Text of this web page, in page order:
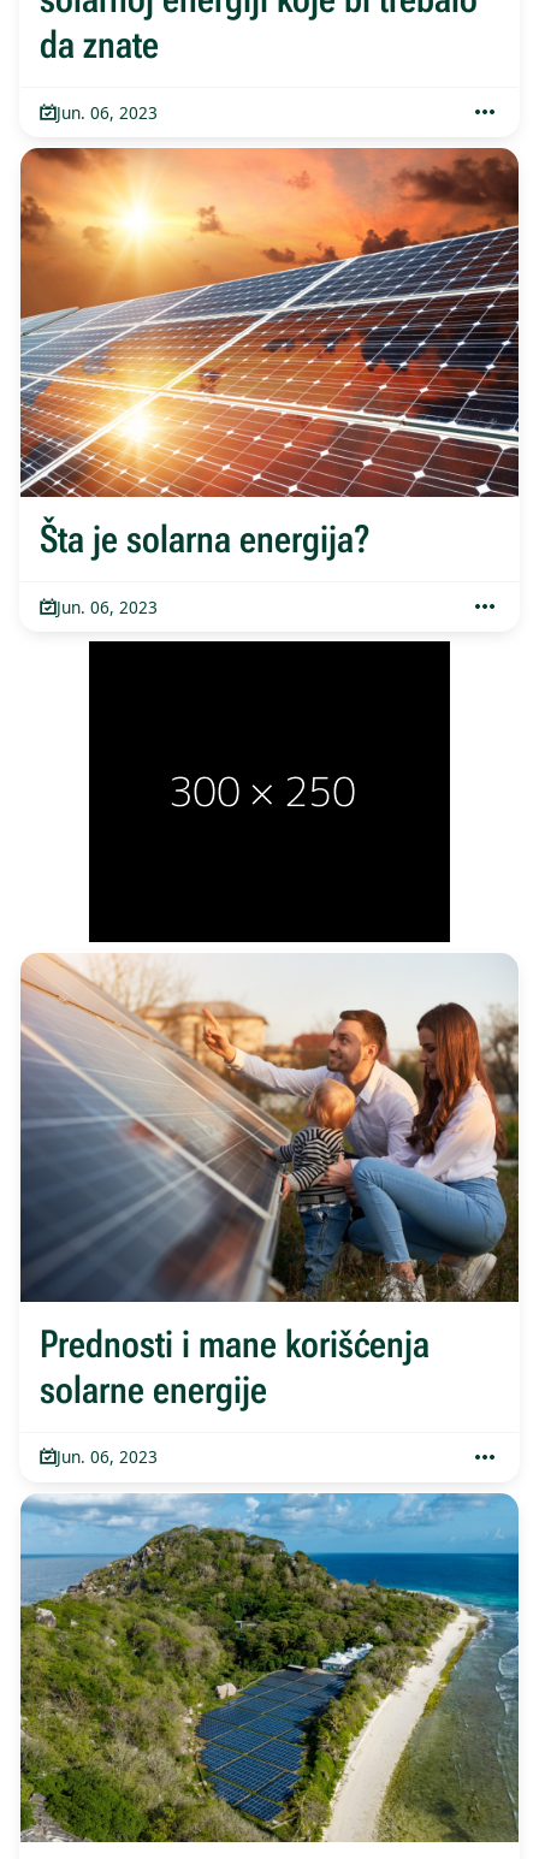
da znate
Jun. 06, 2023
Šta je solarna energija?
Jun. 06, 2023
Prednosti i mane korišćenja
solarne energije
Jun. 06, 2023